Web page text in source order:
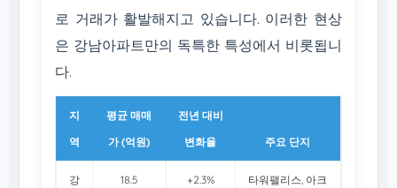
로 거래가 활발해지고 있습니다. 이러한 현상
은 강남아파트만의 독특한 특성에서 비롯됩니
다.
지
역
평균 매매
가 (억원)
전년 대비
변화율
주요 단지
강
18.5 +2.3%
타워팰리스, 아크